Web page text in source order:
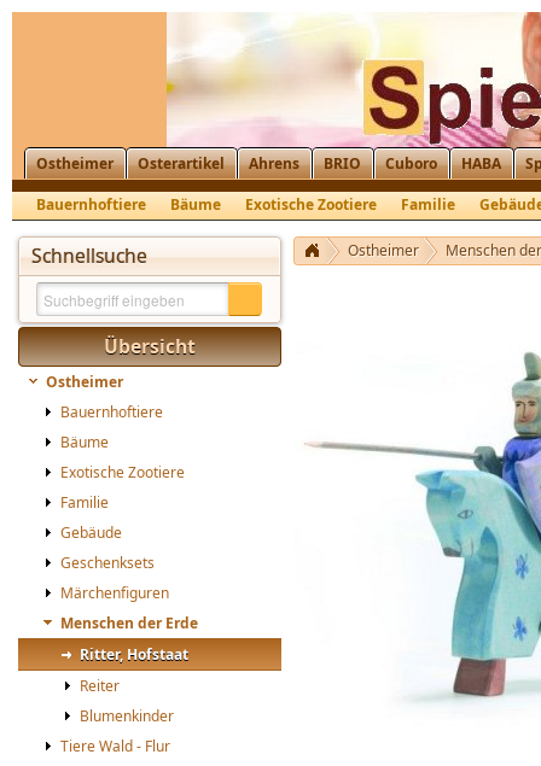
Ostheimer Osterartikel Ahrens BRIO Cuboro HABA
Bauernhoftiere
Bäume Exotische Zootiere Familie
Schnellsuche
Übersicht
Ostheimer
Bauernhoftiere
Bäume
Exotische Zootiere
Familie
Gebäude
Geschenksets
Märchenfiguren
Menschen der Erde
Ritter, Hofstaat
Reiter
Blumenkinder
Tiere Wald - Flur
Ostheimer Menschen